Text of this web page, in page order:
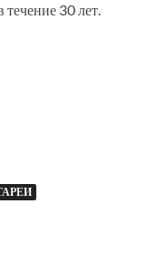
течение 30 лет.